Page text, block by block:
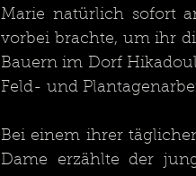
Marie natürlich sofort
vorbei brachte, um ihr
Bauern im Dorf
Bei einem ihrer
Dame erzählte der